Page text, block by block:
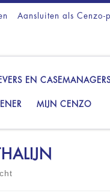
Aansluiten als Cenzo-
EN
MIJN CENZO